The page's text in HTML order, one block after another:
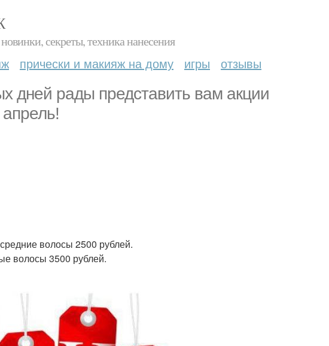
секреты, техника нанесения
прически и макияж на дому игры отзывы
рады представить вам акции
волосы 2500 рублей.
волосы 3500 рублей.